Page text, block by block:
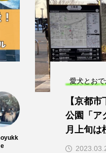
e
愛犬とお
【京都
公園「ア
月上旬は
設内に観